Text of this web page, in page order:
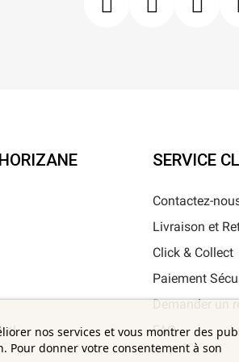
nos services et vous montrer des
Pour donner votre consentement à son
SERVICE
Contactez-
Livraison et
Click & Collect
Paiement
Demander un
FAQ